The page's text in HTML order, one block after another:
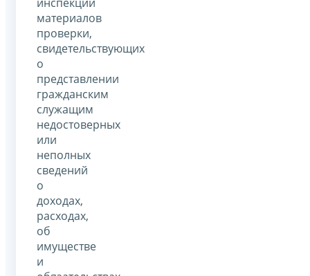
материалов
проверки,
свидетельствующих
о
представлении
гражданским
служащим
недостоверных
или
неполных
сведений
о
доходах,
расходах,
об
имуществе
и